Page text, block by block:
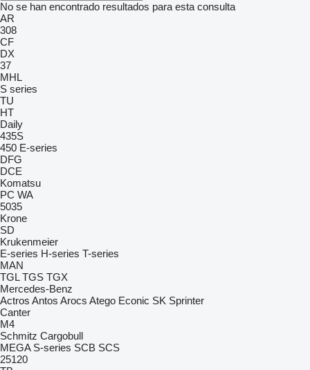
No se han encontrado resultados para esta consulta
AR
308
CF
DX
37
MHL
S series
TU
HT
Daily
435S
450 E-series
DFG
DCE
Komatsu
PC WA
5035
Krone
SD
Krukenmeier
E-series H-series T-series
MAN
TGL TGS TGX
Mercedes-Benz
Actros Antos Arocs Atego Econic SK Sprinter
Canter
M4
Schmitz Cargobull
MEGA S-series SCB SCS
25120